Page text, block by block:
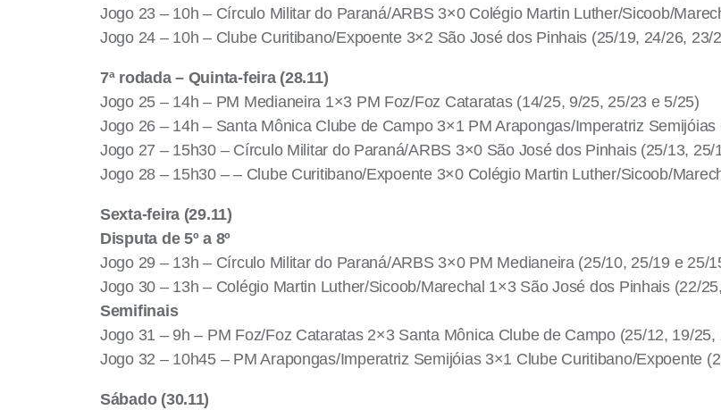
Jogo 23 – 10h – Círculo Militar do Paraná/ARBS 3×0 Colégio Martin Luther/Sicoob/
Jogo 24 – 10h – Clube Curitibano/Expoente 3×2 São José dos Pinhais (25/19, 24/26, 23/
7ª rodada – Quinta-feira (28.11)
Jogo 25 – 14h – PM Medianeira 1×3 PM Foz/Foz Cataratas (14/25, 9/25, 25/23 e 5/25)
Jogo 26 – 14h – Santa Mônica Clube de Campo 3×1 PM Arapongas/Imperatriz
Jogo 27 – 15h30 – Círculo Militar do Paraná/ARBS 3×0 São José dos Pinhais (25/13, 25/
Jogo 28 – 15h30 – – Clube Curitibano/Expoente 3×0 Colégio Martin Luther/Sicoob/
Sexta-feira (29.11)
Disputa de 5º a 8º
Jogo 29 – 13h – Círculo Militar do Paraná/ARBS 3×0 PM Medianeira (25/10, 25/19 e 25/
Jogo 30 – 13h – Colégio Martin Luther/Sicoob/Marechal 1×3 São José dos Pinhais (22/
Semifinais
Jogo 31 – 9h – PM Foz/Foz Cataratas 2×3 Santa Mônica Clube de Campo (25/12, 19/25,
Jogo 32 – 10h45 – PM Arapongas/Imperatriz Semijóias 3×1 Clube Curitibano/Expoente
Sábado (30.11)